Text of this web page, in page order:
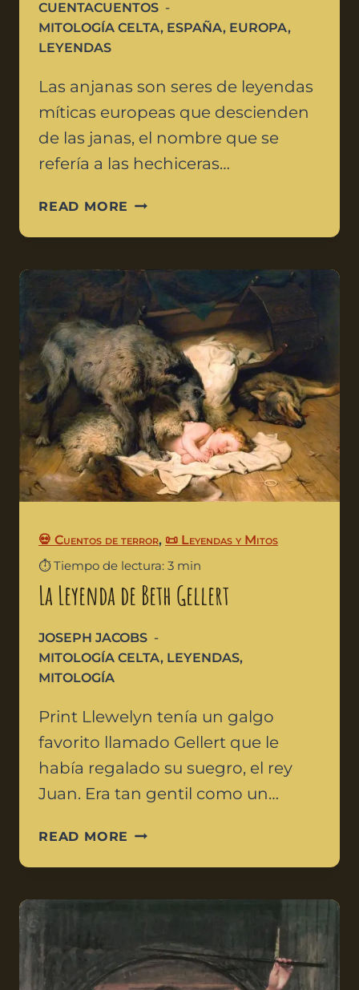
CUENTACUENTOS
MITOLOGÍA CELTA, ESPAÑA, EUROPA,
LEYENDAS
Las anjanas son seres de leyendas
míticas europeas que descienden
de las janas, el nombre que se
refería a las hechiceras…
READ MORE
💀 Cuentos de terror, 📜 Leyendas y Mitos
⏱️ Tiempo de lectura: 3 min
La Leyenda de Beth Gellert
JOSEPH JACOBS
MITOLOGÍA CELTA, LEYENDAS,
MITOLOGÍA
Print Llewelyn tenía un galgo
favorito llamado Gellert que le
había regalado su suegro, el rey
Juan. Era tan gentil como un…
READ MORE